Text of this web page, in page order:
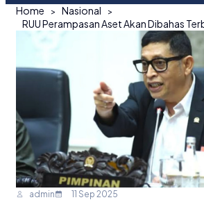
Home
Nasional
admin 11 Sep 2025